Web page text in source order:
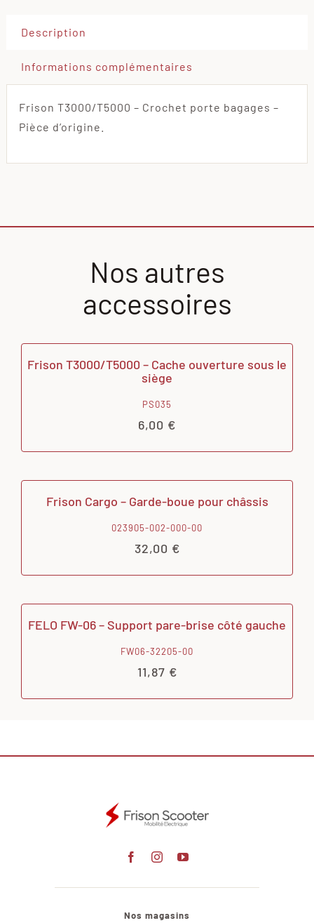
Description
Informations complémentaires
Frison T3000/T5000 – Crochet porte bagages –
Pièce d’origine.
Nos autres
accessoires
Frison T3000/T5000 – Cache ouverture sous le
siège
PS035
6,00 €
Frison Cargo – Garde-boue pour châssis
023905-002-000-00
32,00 €
FELO FW-06 – Support pare-brise côté gauche
FW06-32205-00
11,87 €
Nos magasins